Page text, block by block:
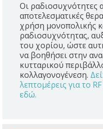
Οι ραδιοσυχνότητες
αποτελεσματικές
χρήση μονοπολικής
ραδιοσυχνότητας,
του χορίου, ώστε
να βοηθήσει στην
κυτταρικού
κολλαγονογένεση.
λεπτομέρεις για το
εδώ.